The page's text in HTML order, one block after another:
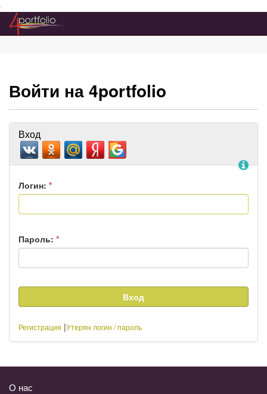
Преейти на главное меню
Войти на 4portfolio
Вход
Логин: *
Пароль: *
Регистрация |Утерян логин / пароль
О нас